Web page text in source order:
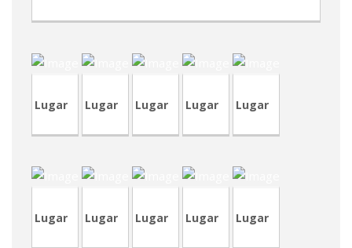
Lugar Lugar Lugar Lugar Lugar
Lugar Lugar Lugar Lugar Lugar